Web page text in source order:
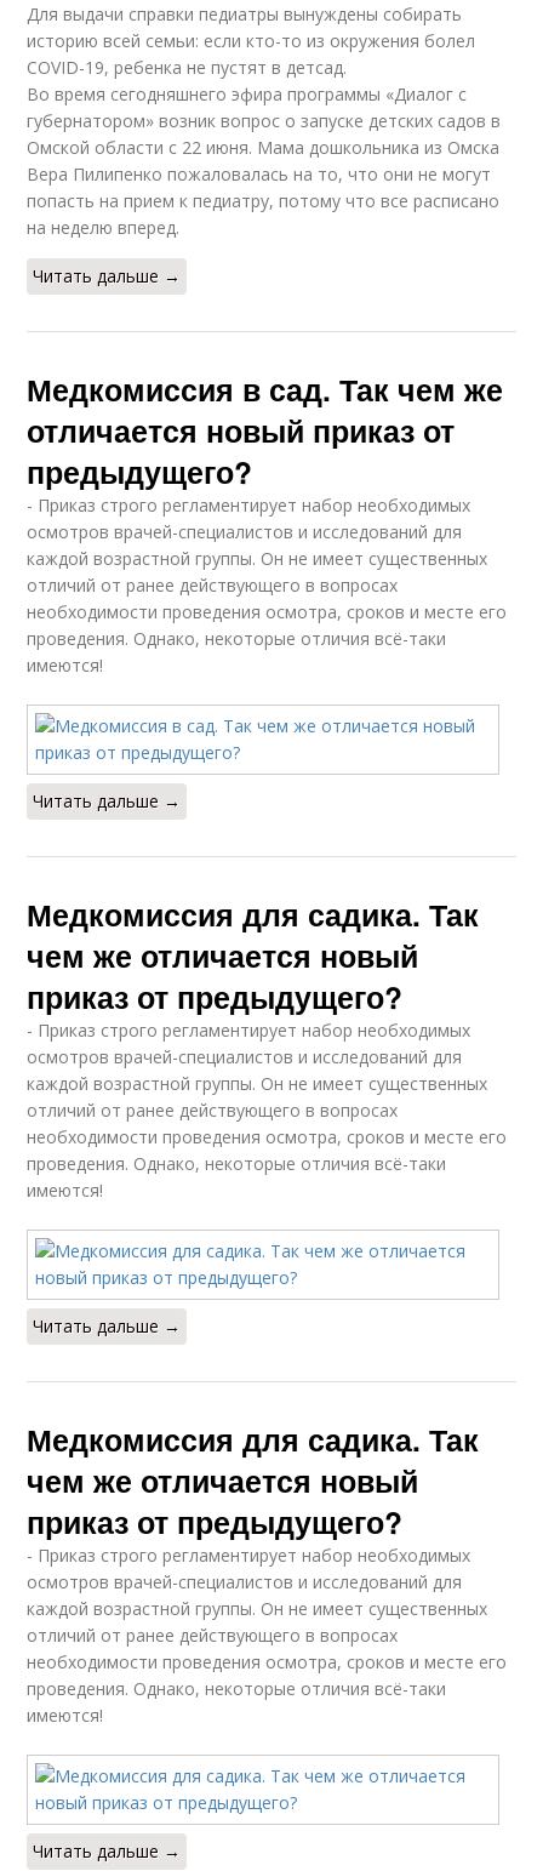
Для выдачи справки педиатры вынуждены собирать
историю всей семьи: если кто-то из окружения болел
COVID-19, ребенка не пустят в детсад.
Во время сегодняшнего эфира программы «Диалог с
губернатором» возник вопрос о запуске детских садов в
Омской области с 22 июня. Мама дошкольника из Омска
Вера Пилипенко пожаловалась на то, что они не могут
попасть на прием к педиатру, потому что все расписано
на неделю вперед.
Читать дальше →
Медкомиссия в сад. Так чем же
отличается новый приказ от
предыдущего?
- Приказ строго регламентирует набор необходимых
осмотров врачей-специалистов и исследований для
каждой возрастной группы. Он не имеет существенных
отличий от ранее действующего в вопросах
необходимости проведения осмотра, сроков и месте его
проведения. Однако, некоторые отличия всё-таки
имеются!
Читать дальше →
Медкомиссия для садика. Так
чем же отличается новый
приказ от предыдущего?
- Приказ строго регламентирует набор необходимых
осмотров врачей-специалистов и исследований для
каждой возрастной группы. Он не имеет существенных
отличий от ранее действующего в вопросах
необходимости проведения осмотра, сроков и месте его
проведения. Однако, некоторые отличия всё-таки
имеются!
Читать дальше →
Медкомиссия для садика. Так
чем же отличается новый
приказ от предыдущего?
- Приказ строго регламентирует набор необходимых
осмотров врачей-специалистов и исследований для
каждой возрастной группы. Он не имеет существенных
отличий от ранее действующего в вопросах
необходимости проведения осмотра, сроков и месте его
проведения. Однако, некоторые отличия всё-таки
имеются!
Читать дальше →